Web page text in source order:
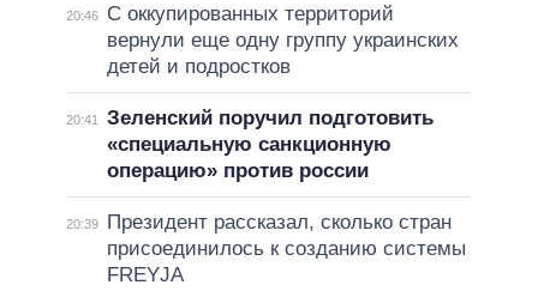
20:46
С оккупированных территорий
вернули еще одну группу украинских
детей и подростков
20:41
Зеленский поручил подготовить
«специальную санкционную
операцию» против россии
20:39
Президент рассказал, сколько стран
присоединилось к созданию системы
FREYJA